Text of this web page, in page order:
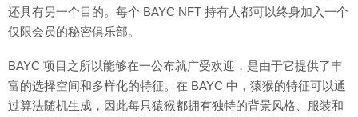
还具有另一个目的。每个 BAYC NFT 持有人都可以终身加入一个
仅限会员的秘密俱乐部。
BAYC 项目之所以能够在一公布就广受欢迎，是由于它提供了丰
富的选择空间和多样化的特征。在 BAYC 中，猿猴的特征可以通
过算法随机生成，因此每只猿猴都拥有独特的背景风格、服装和